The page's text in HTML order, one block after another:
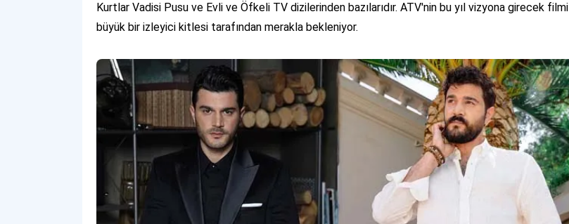
Kurtlar Vadisi Pusu ve Evli ve Öfkeli TV dizilerinden bazılarıdır. ATV'nin bu yıl vizyona girecek filmi
büyük bir izleyici kitlesi tarafından merakla bekleniyor.